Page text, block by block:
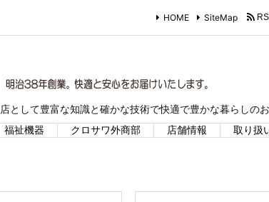
して豊富な知識と確かな技術で快適で豊かな暮らしのお
福祉機器 クロサワ外商部 店舗情報 取り扱
HOME SiteMap